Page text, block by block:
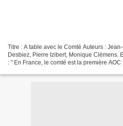
Titre : A table avec le Comté Auteurs :
Desbiez, Pierre Izibert, Monique Clémens.
: " En France, le comté est la première